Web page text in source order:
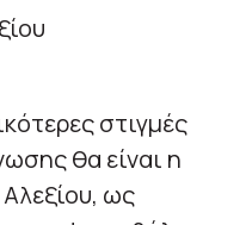
στιγμές
θα είναι η
ως